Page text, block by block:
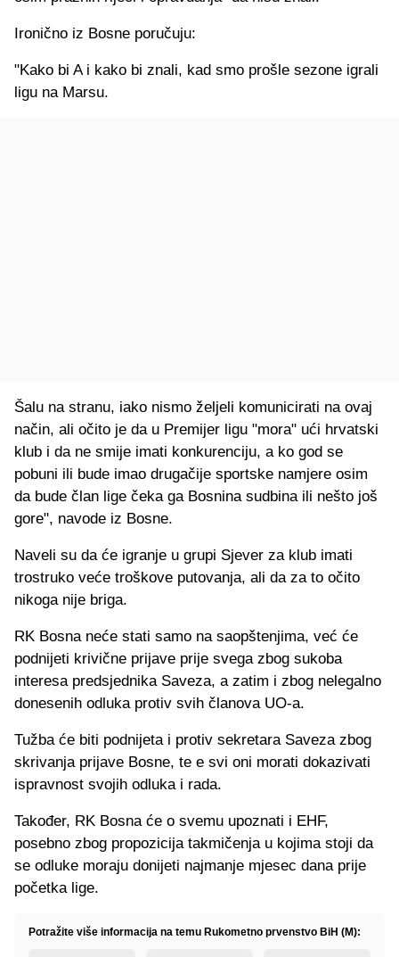
Ironično iz Bosne poručuju:
"Kako bi A i kako bi znali, kad smo prošle sezone igrali
ligu na Marsu.
Šalu na stranu, iako nismo željeli komunicirati na ovaj
način, ali očito je da u Premijer ligu "mora" ući hrvatski
klub i da ne smije imati konkurenciju, a ko god se
pobuni ili bude imao drugačije sportske namjere osim
da bude član lige čeka ga Bosnina sudbina ili nešto još
gore", navode iz Bosne.
Naveli su da će igranje u grupi Sjever za klub imati
trostruko veće troškove putovanja, ali da za to očito
nikoga nije briga.
RK Bosna neće stati samo na saopštenjima, već će
podnijeti krivične prijave prije svega zbog sukoba
interesa predsjednika Saveza, a zatim i zbog nelegalno
donesenih odluka protiv svih članova UO-a.
Tužba će biti podnijeta i protiv sekretara Saveza zbog
skrivanja prijave Bosne, te e svi oni morati dokazivati
ispravnost svojih odluka i rada.
Također, RK Bosna će o svemu upoznati i EHF,
posebno zbog propozicija takmičenja u kojima stoji da
se odluke moraju donijeti najmanje mjesec dana prije
početka lige.
Potražite više informacija na temu Rukometno prvenstvo BiH (M):